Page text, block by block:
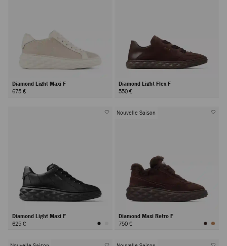
Diamond Light Maxi F
675 €
Diamond Light Flex F
550 €
Diamond Light Maxi F
625 €
Nouvelle Saison
Diamond Maxi Retro F
750 €